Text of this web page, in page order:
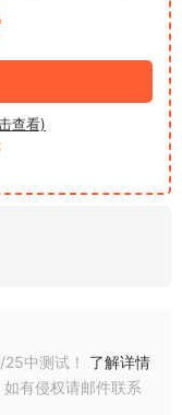
查看)
中测试！ 了解详情
有侵权请邮件联系